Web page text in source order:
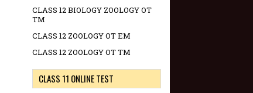
CLASS 12 BIOLOGY ZOOLOGY OT
TM
CLASS 12 ZOOLOGY OT EM
CLASS 12 ZOOLOGY OT TM
CLASS 11 ONLINE TEST